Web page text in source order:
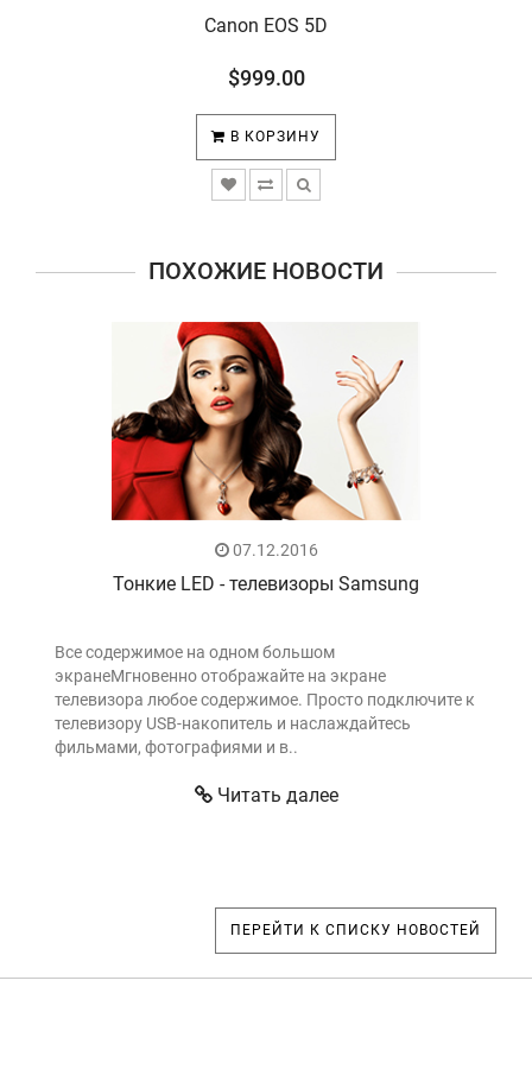
Canon EOS 5D
$999.00
В КОРЗИНУ
ПОХОЖИЕ НОВОСТИ
07.12.2016
Тонкие LED - телевизоры Samsung
Все содержимое на одном большом
экранеМгновенно отображайте на экране
телевизора любое содержимое. Просто подключите к
телевизору USB-накопитель и наслаждайтесь
фильмами, фотографиями и в..
Читать далее
ПЕРЕЙТИ К СПИСКУ НОВОСТЕЙ